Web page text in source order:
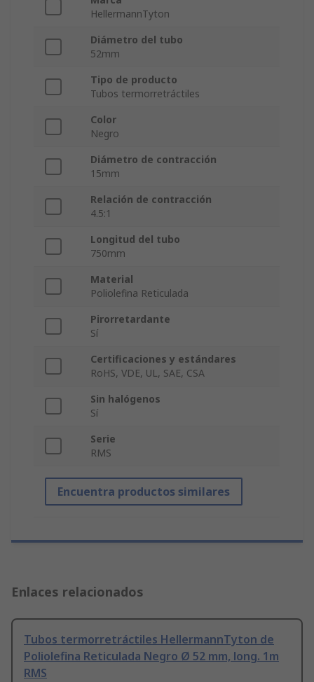
HellermannTyton
Diámetro del tubo
52mm
Tipo de producto
Tubos termorretráctiles
Color
Negro
Diámetro de contracción
15mm
Relación de contracción
4.5:1
Longitud del tubo
750mm
Material
Poliolefina Reticulada
Pirorretardante
Sí
Certificaciones y estándares
RoHS, VDE, UL, SAE, CSA
Sin halógenos
Sí
Serie
RMS
Encuentra productos similares
Enlaces relacionados
Tubos termorretráctiles HellermannTyton de
Poliolefina Reticulada Negro Ø 52 mm, long. 1m
RMS